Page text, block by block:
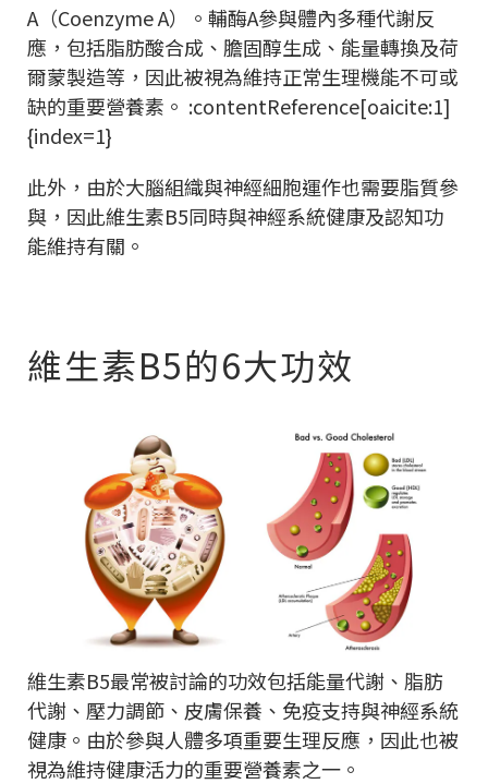
A（Coenzyme A）。輔酶A參與體內多種代謝反
應，包括脂肪酸合成、膽固醇生成、能量轉換及荷
爾蒙製造等，因此被視為維持正常生理機能不可或
缺的重要營養素。 :contentReference[oaicite:1]
{index=1}
此外，由於大腦組織與神經細胞運作也需要脂質參
與，因此維生素B5同時與神經系統健康及認知功
能維持有關。
維生素B5的6大功效
維生素B5最常被討論的功效包括能量代謝、脂肪
代謝、壓力調節、皮膚保養、免疫支持與神經系統
健康。由於參與人體多項重要生理反應，因此也被
視為維持健康活力的重要營養素之一。